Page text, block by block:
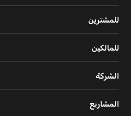
للمشترين
للمالكين
الشركة
المشاريع